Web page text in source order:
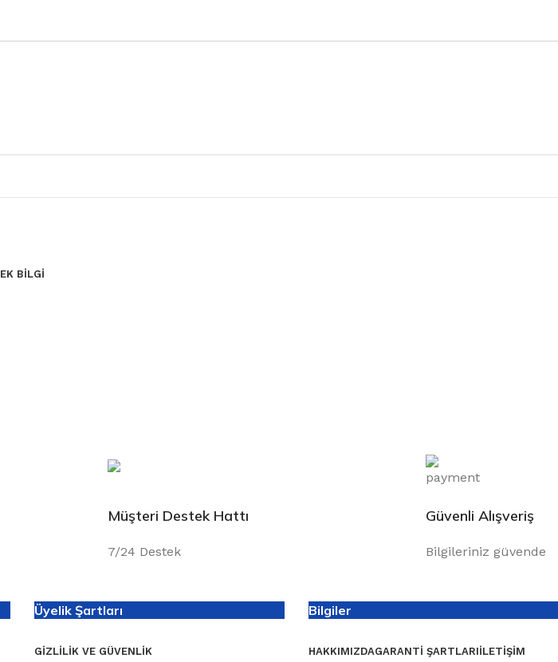
EK BILGI
Müşteri Destek Hattı
7/24 Destek
Güvenli Alışveriş
Bilgileriniz güvende
Üyelik Şartları
GIZLILIK VE GÜVENLIK
Bilgiler
HAKKIMIZDAGARANTI ŞARTLARIİLETIŞIM